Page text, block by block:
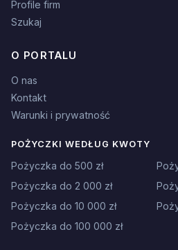
Profile firm
Szukaj
O PORTALU
O nas
Kontakt
Warunki i prywatność
POŻYCZKI WEDŁUG KWOTY
Pożyczka do 500 zł
Pożyczka do 2 000 zł
Pożyczka do 10 000 zł
Pożyczka do 100 000 zł